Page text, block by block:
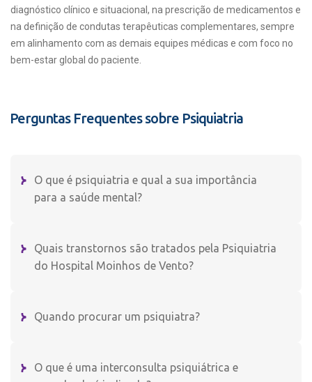
diagnóstico clínico e situacional, na prescrição de medicamentos e
na definição de condutas terapêuticas complementares, sempre
em alinhamento com as demais equipes médicas e com foco no
bem-estar global do paciente.
Perguntas Frequentes sobre Psiquiatria
O que é psiquiatria e qual a sua importância
para a saúde mental?
Quais transtornos são tratados pela Psiquiatria
do Hospital Moinhos de Vento?
Quando procurar um psiquiatra?
O que é uma interconsulta psiquiátrica e